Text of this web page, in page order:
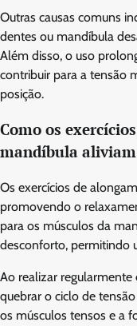
Outras causas comuns
dentes ou mandíbula
Além disso, o uso
contribuir para a tensão
posição.
Como os
mandíbula
Os exercícios de
promovendo o
para os músculos da
desconforto, permitindo
Ao realizar regularmente
quebrar o ciclo de
os músculos tensos e a